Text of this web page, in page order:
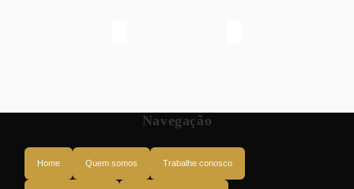
Navegação
Home Quem somos Trabalhe conosco